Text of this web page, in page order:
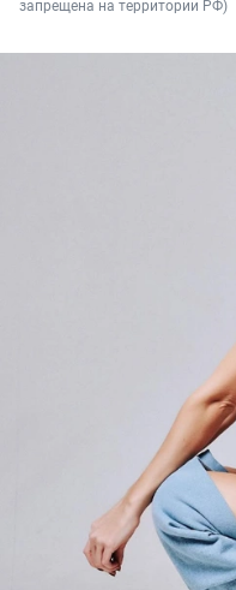
запрещена на территории РФ)